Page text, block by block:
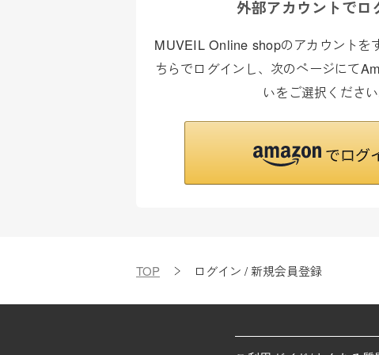
外部アカウントでロ
MUVEIL Online shopのアカウントを
ちらでログインし、次のページにて
いをご選択ください
TOP ログイン / 新規会員登録